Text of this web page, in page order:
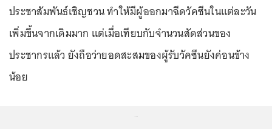
ประชาสัมพันธ์เชิญชวน ทำให้มีผู้ออกมาฉีดวัคซีนในแต่ละวัน
เพิ่มขึ้นจากเดิมมาก แต่เมื่อเทียบกับจำนวนสัดส่วนของ
ประชากรแล้ว ยังถือว่ายอดสะสมของผู้รับวัคซีนยังค่อนข้าง
น้อย